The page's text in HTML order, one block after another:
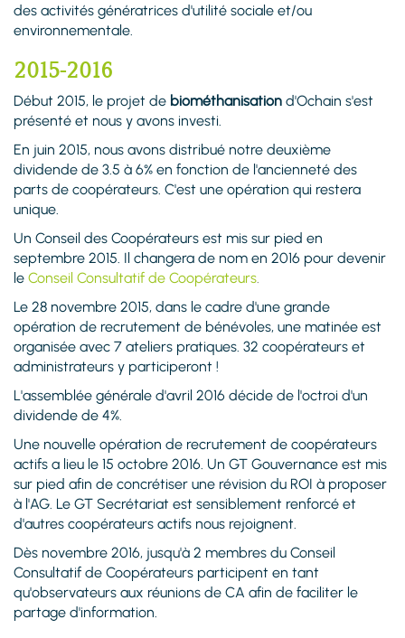
des activités génératrices d'utilité sociale et/ou
environnementale.
2015-2016
Début 2015, le projet de biométhanisation d'Ochain s'est
présenté et nous y avons investi.
En juin 2015, nous avons distribué notre deuxième
dividende de 3.5 à 6% en fonction de l'ancienneté des
parts de coopérateurs. C'est une opération qui restera
unique.
Un Conseil des Coopérateurs est mis sur pied en
septembre 2015. Il changera de nom en 2016 pour devenir
le Conseil Consultatif de Coopérateurs.
Le 28 novembre 2015, dans le cadre d'une grande
opération de recrutement de bénévoles, une matinée est
organisée avec 7 ateliers pratiques. 32 coopérateurs et
administrateurs y participeront !
L'assemblée générale d'avril 2016 décide de l'octroi d'un
dividende de 4%.
Une nouvelle opération de recrutement de coopérateurs
actifs a lieu le 15 octobre 2016. Un GT Gouvernance est mis
sur pied afin de concrétiser une révision du ROI à proposer
à l'AG. Le GT Secrétariat est sensiblement renforcé et
d'autres coopérateurs actifs nous rejoignent.
Dès novembre 2016, jusqu'à 2 membres du Conseil
Consultatif de Coopérateurs participent en tant
qu'observateurs aux réunions de CA afin de faciliter le
partage d'information.